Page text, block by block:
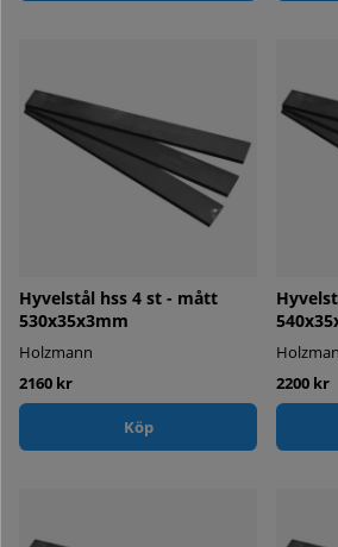
Hyvelstål hss 4 st - mått
530x35x3mm
Holzmann
2160 kr
Köp
2200 kr